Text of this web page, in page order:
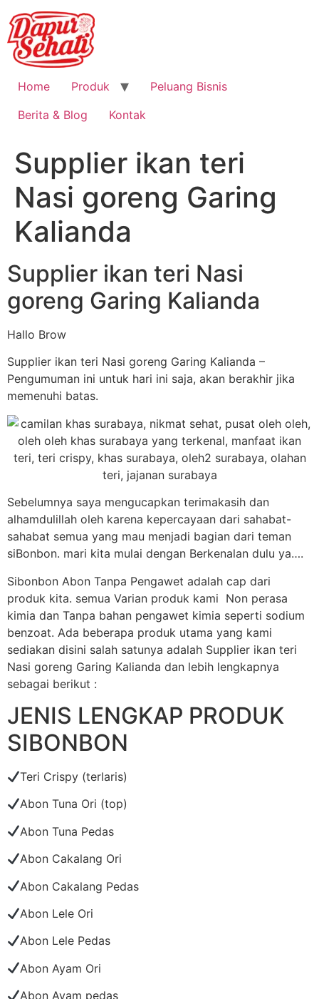
Home Produk
Peluang Bisnis
Berita & Blog
Kontak
Supplier ikan teri
Nasi goreng Garing
Kalianda
Supplier ikan teri Nasi
goreng Garing Kalianda
Hallo Brow
Supplier ikan teri Nasi goreng Garing Kalianda –
Pengumuman ini untuk hari ini saja, akan berakhir jika
memenuhi batas.
Sebelumnya saya mengucapkan terimakasih dan
alhamdulillah oleh karena kepercayaan dari sahabat-
sahabat semua yang mau menjadi bagian dari teman
siBonbon. mari kita mulai dengan Berkenalan dulu ya….
Sibonbon Abon Tanpa Pengawet adalah cap dari
produk kita. semua Varian produk kami Non perasa
kimia dan Tanpa bahan pengawet kimia seperti sodium
benzoat. Ada beberapa produk utama yang kami
sediakan disini salah satunya adalah Supplier ikan teri
Nasi goreng Garing Kalianda dan lebih lengkapnya
sebagai berikut :
JENIS LENGKAP PRODUK
SIBONBON
Teri Crispy (terlaris)
Abon Tuna Ori (top)
Abon Tuna Pedas
Abon Cakalang Ori
Abon Cakalang Pedas
Abon Lele Ori
Abon Lele Pedas
Abon Ayam Ori
Abon Ayam pedas